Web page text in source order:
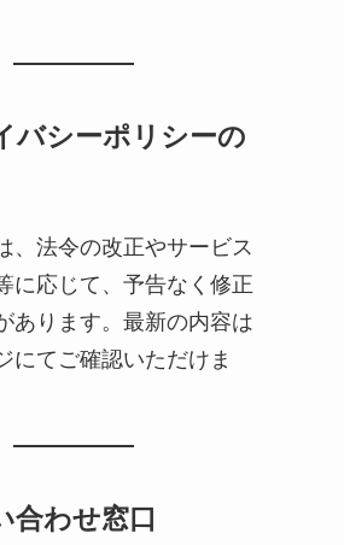
バシーポリシーの
、法令の改正やサービス
に応じて、予告なく修正
あります。最新の内容は
にてご確認いただけま
合わせ窓口